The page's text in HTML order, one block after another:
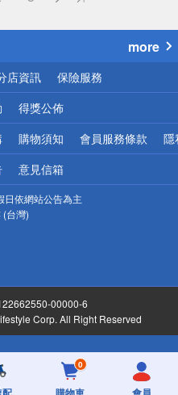
！
more
店資訊 保險服務
得獎公佈
購物須知 會員服務條款 隱
意見信箱
依網站公告為主
台灣)
00000-6
Corp. All Right Reserved
0